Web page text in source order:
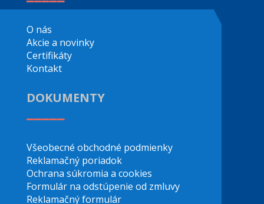
O nás
Akcie a novinky
Certifikáty
Kontakt
DOKUMENTY
Všeobecné obchodné podmienky
Reklamačný poriadok
Ochrana súkromia a cookies
Formulár na odstúpenie od zmluvy
Reklamačný formulár